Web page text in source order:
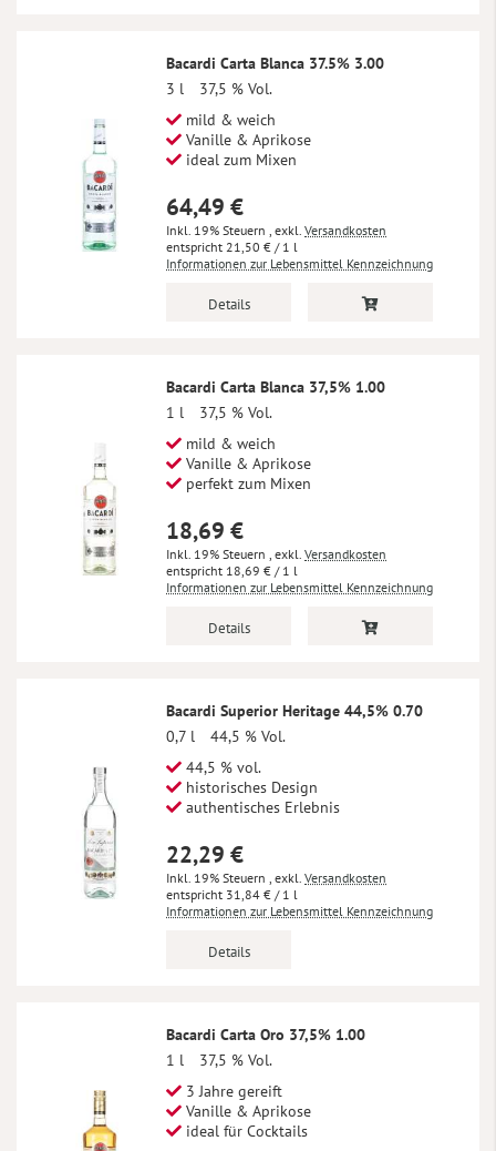
Bacardi Carta Blanca 37.5% 3.00
3 l
37,5 % Vol.
mild & weich
Vanille & Aprikose
ideal zum Mixen
64,49 €
Inkl. 19% Steuern , exkl. Versandkosten
21,50 € / 1 l
Informationen zur Lebensmittel Kennzeichnung
Details
Bacardi Carta Blanca 37,5% 1.00
1 l
37,5 % Vol.
mild & weich
Vanille & Aprikose
perfekt zum Mixen
18,69 €
Inkl. 19% Steuern , exkl. Versandkosten
18,69 € / 1 l
Informationen zur Lebensmittel Kennzeichnung
Details
Bacardi Superior Heritage 44,5% 0.70
0,7 l
44,5 % Vol.
44,5 % vol.
historisches Design
authentisches Erlebnis
22,29 €
Inkl. 19% Steuern , exkl. Versandkosten
31,84 € / 1 l
Informationen zur Lebensmittel Kennzeichnung
Details
Bacardi Carta Oro 37,5% 1.00
1 l
37,5 % Vol.
3 Jahre gereift
Vanille & Aprikose
ideal für Cocktails